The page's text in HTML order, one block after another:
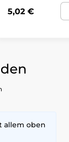
5,02 €
allem oben